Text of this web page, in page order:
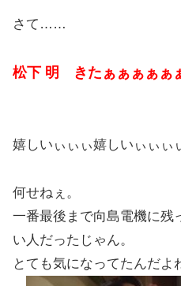
さて……
松下 明 きたぁぁぁぁぁ
嬉しいぃぃぃ嬉しいぃぃぃ
何せねぇ。
一番最後まで向島電機に残
い人だったじゃん。
とても気になってたんだよ